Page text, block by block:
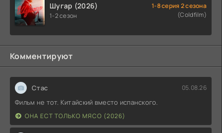
Шугар (2026)
1-2 сезон
1-8 серия 2 сезона
(Coldfilm)
Комментируют
Стас 05.08.26
Фильм не тот. Китайский вместо испанского.
ОНА ЕСТ ТОЛЬКО МЯСО (2026)